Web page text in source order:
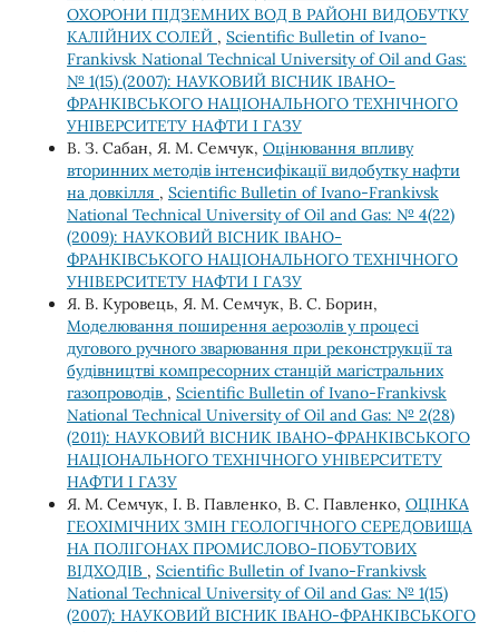
ОХОРОНИ ПІДЗЕМНИХ ВОД В РАЙОНІ ВИДОБУТКУ
КАЛІЙНИХ СОЛЕЙ , Scientific Bulletin of Ivano-
Frankivsk National Technical University of Oil and Gas:
№ 1(15) (2007): НАУКОВИЙ ВІСНИК ІВАНО-
ФРАНКІВСЬКОГО НАЦІОНАЛЬНОГО ТЕХНІЧНОГО
УНІВЕРСИТЕТУ НАФТИ І ГАЗУ
В. З. Сабан, Я. М. Семчук, Оцінювання впливу
вторинних методів інтенсифікації видобутку нафти
на довкілля , Scientific Bulletin of Ivano-Frankivsk
National Technical University of Oil and Gas: № 4(22)
(2009): НАУКОВИЙ ВІСНИК ІВАНО-
ФРАНКІВСЬКОГО НАЦІОНАЛЬНОГО ТЕХНІЧНОГО
УНІВЕРСИТЕТУ НАФТИ І ГАЗУ
Я. В. Куровець, Я. М. Семчук, В. С. Борин,
Моделювання поширення аерозолів у процесі
дугового ручного зварювання при реконструкції та
будівництві компресорних станцій магістральних
газопроводів , Scientific Bulletin of Ivano-Frankivsk
National Technical University of Oil and Gas: № 2(28)
(2011): НАУКОВИЙ ВІСНИК ІВАНО-ФРАНКІВСЬКОГО
НАЦІОНАЛЬНОГО ТЕХНІЧНОГО УНІВЕРСИТЕТУ
НАФТИ І ГАЗУ
Я. М. Семчук, І. В. Павленко, В. С. Павленко, ОЦІНКА
ГЕОХІМІЧНИХ ЗМІН ГЕОЛОГІЧНОГО СЕРЕДОВИЩА
НА ПОЛІГОНАХ ПРОМИСЛОВО-ПОБУТОВИХ
ВІДХОДІВ , Scientific Bulletin of Ivano-Frankivsk
National Technical University of Oil and Gas: № 1(15)
(2007): НАУКОВИЙ ВІСНИК ІВАНО-ФРАНКІВСЬКОГО